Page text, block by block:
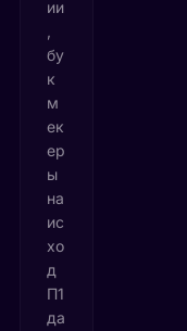
ии
бу
к
м
ек
ер
ы
на
ис
хо
д
П1
да